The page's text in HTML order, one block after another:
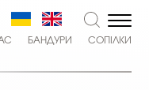
СОПІЛКИ
БАНДУРИ